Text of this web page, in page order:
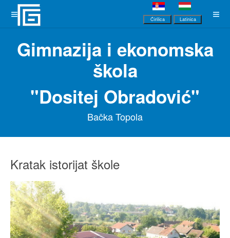
Ćirilica Latinica
Gimnazija i ekonomska
škola
"Dositej Obradović"
Bačka Topola
Kratak istorijat škole